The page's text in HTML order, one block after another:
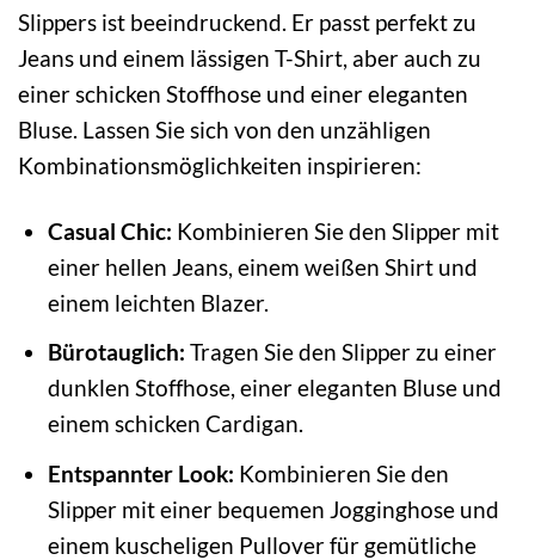
Slippers ist beeindruckend. Er passt perfekt zu
Jeans und einem lässigen T-Shirt, aber auch zu
einer schicken Stoffhose und einer eleganten
Bluse. Lassen Sie sich von den unzähligen
Kombinationsmöglichkeiten inspirieren:
Casual Chic: Kombinieren Sie den Slipper mit
einer hellen Jeans, einem weißen Shirt und
einem leichten Blazer.
Bürotauglich: Tragen Sie den Slipper zu einer
dunklen Stoffhose, einer eleganten Bluse und
einem schicken Cardigan.
Entspannter Look: Kombinieren Sie den
Slipper mit einer bequemen Jogginghose und
einem kuscheligen Pullover für gemütliche